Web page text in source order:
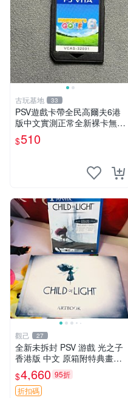
古玩基地 33
PSV遊戲卡帶全民高爾夫6港
版中文實測正常全新裸卡無保
售不退換單次購兩張以上再享
優惠 全民高爾夫6 PSV 港版
$510
觀己 27
全新未拆封 PSV 游戲 光之子
香港版 中文 原箱附特典畫冊
輝耀上市嚴選商品 光之子 港
版 PSV 特典畫冊
$4,660 95折
折扣碼